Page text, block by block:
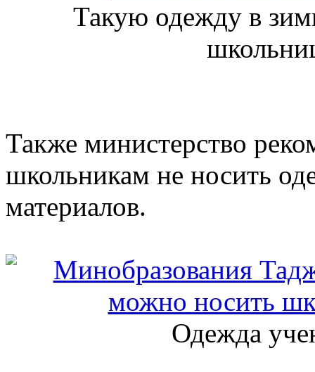
Такую одежду в
Также министерство
школьникам не носить
материалов.
Одежда